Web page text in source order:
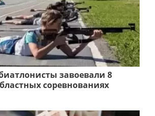
завоевали 8
соревнованиях